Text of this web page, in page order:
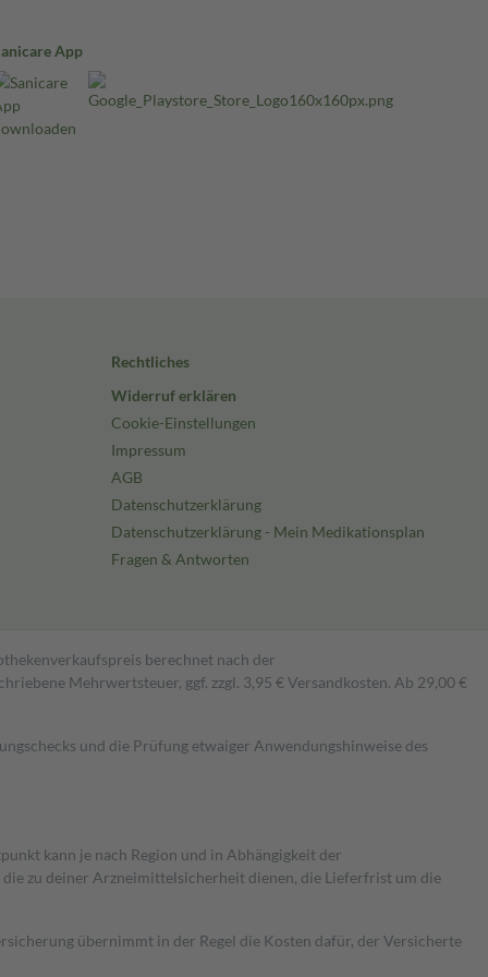
App
Rechtliches
Widerruf erklären
Cookie-Einstellungen
Impressum
AGB
Datenschutzerklärung
Datenschutzerklärung - Mein Medikationsplan
Fragen & Antworten
berechnet nach der
Mehrwertsteuer, ggf. zzgl. 3,95 € Versandkosten. Ab 29,00 €
und die Prüfung etwaiger Anwendungshinweise des
kann je nach Region und in Abhängigkeit der
zu deiner Arzneimittelsicherheit dienen, die Lieferfrist um die
übernimmt in der Regel die Kosten dafür, der Versicherte